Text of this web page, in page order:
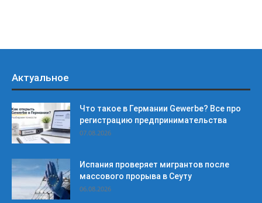
Актуальное
Что такое в Германии Gewerbe? Все про
регистрацию предпринимательства
07.08.2026
Испания проверяет мигрантов после
массового прорыва в Сеуту
06.08.2026